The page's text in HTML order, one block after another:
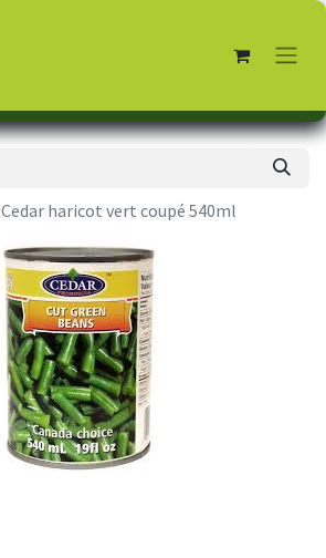
Cedar haricot vert coupé 540ml